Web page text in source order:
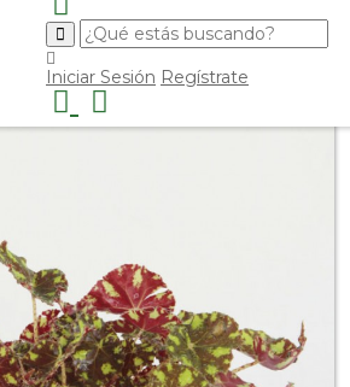
Iniciar Sesión Regístrate
Plantas> Plantas De Interior>